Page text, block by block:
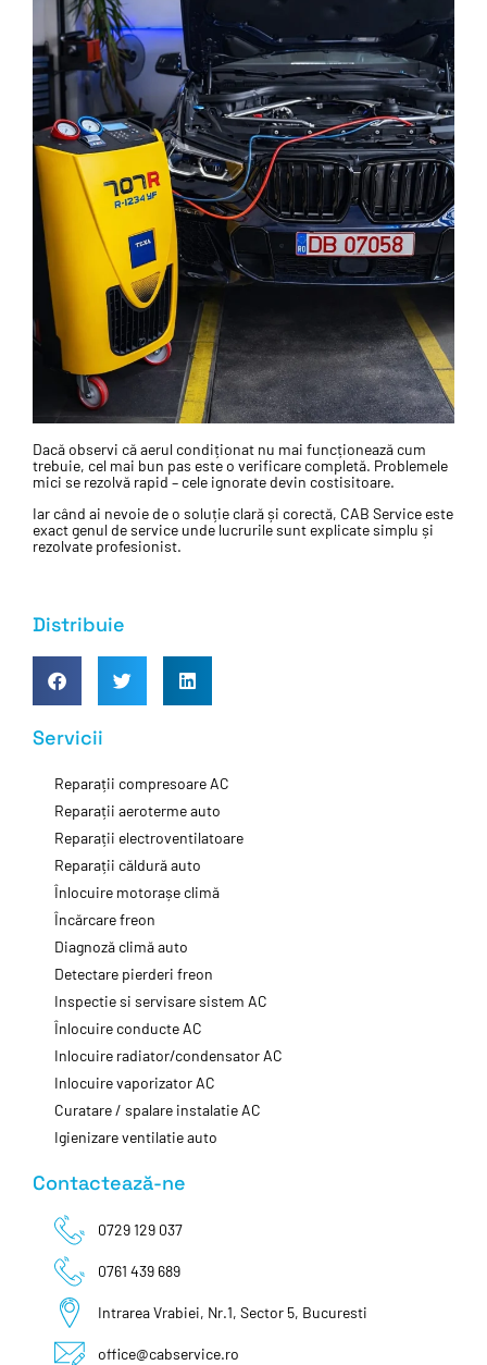
Dacă observi că aerul condiționat nu mai funcționează cum
trebuie, cel mai bun pas este o verificare completă. Problemele
mici se rezolvă rapid – cele ignorate devin costisitoare.
Iar când ai nevoie de o soluție clară și corectă, CAB Service este
exact genul de service unde lucrurile sunt explicate simplu și
rezolvate profesionist.
Distribuie
Servicii
Reparații compresoare AC
Reparații aeroterme auto
Reparații electroventilatoare
Reparații căldură auto
Înlocuire motorașe climă
Încărcare freon
Diagnoză climă auto
Detectare pierderi freon
Inspectie si servisare sistem AC
Înlocuire conducte AC
Inlocuire radiator/condensator AC
Inlocuire vaporizator AC
Curatare / spalare instalatie AC
Igienizare ventilatie auto
Contactează-ne
0729 129 037
0761 439 689
Intrarea Vrabiei, Nr.1, Sector 5, Bucuresti
office@cabservice.ro